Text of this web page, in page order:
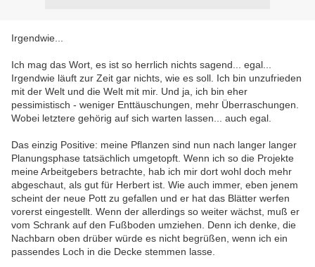
Irgendwie...
Ich mag das Wort, es ist so herrlich nichts sagend... egal...
Irgendwie läuft zur Zeit gar nichts, wie es soll. Ich bin unzufrieden
mit der Welt und die Welt mit mir. Und ja, ich bin eher
pessimistisch - weniger Enttäuschungen, mehr Überraschungen.
Wobei letztere gehörig auf sich warten lassen... auch egal.
Das einzig Positive: meine Pflanzen sind nun nach langer langer
Planungsphase tatsächlich umgetopft. Wenn ich so die Projekte
meine Arbeitgebers betrachte, hab ich mir dort wohl doch mehr
abgeschaut, als gut für Herbert ist. Wie auch immer, eben jenem
scheint der neue Pott zu gefallen und er hat das Blätter werfen
vorerst eingestellt. Wenn der allerdings so weiter wächst, muß er
vom Schrank auf den Fußboden umziehen. Denn ich denke, die
Nachbarn oben drüber würde es nicht begrüßen, wenn ich ein
passendes Loch in die Decke stemmen lasse.